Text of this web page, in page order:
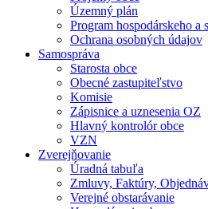
Územný plán
Program hospodárskeho a
Ochrana osobných údajov
Samospráva
Starosta obce
Obecné zastupiteľstvo
Komisie
Zápisnice a uznesenia OZ
Hlavný kontrolór obce
VZN
Zverejňovanie
Úradná tabuľa
Zmluvy, Faktúry,
Verejné obstarávanie